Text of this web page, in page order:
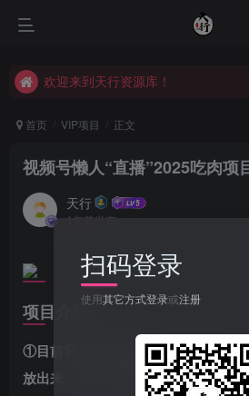
欢迎来到天行资源库！
首页 VIP项目 正文
视频号懒人“直播”2025吃肉项
天行
1年前发布
项目介绍
①目前我们已经完全跑通了，只是账
放出来，不然不可能会把这么暴利的
扫码登录
使用其它方式登录或注册